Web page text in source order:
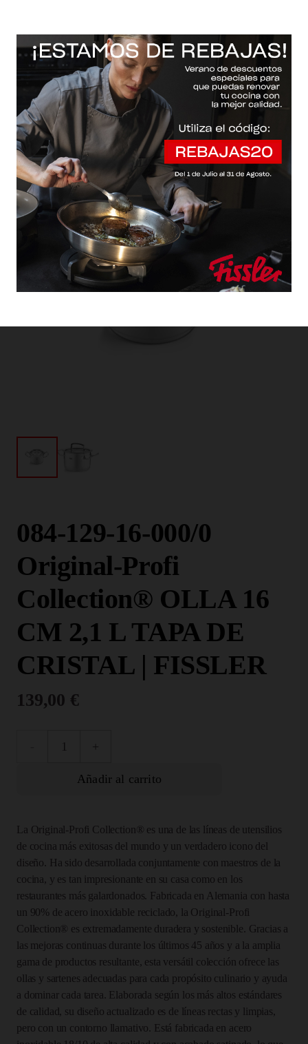
Inicio / Fissler Web / Baterías de cocina
Original-profi collection®
084-129-16-000/0
Original-Profi
Collection® OLLA 16
CM 2,1 L TAPA DE
CRISTAL | FISSLER
139,00 €
000/0
Profi
Collection®
OLLA
16
CM
Añadir al carrito
La Original-Profi Collection® es una de las líneas de utensilios
de cocina más exitosas del mundo y un verdadero icono del
diseño. Ha sido desarrollada conjuntamente con maestros de la
cocina, y es tan impresionante en su casa como en los
restaurantes más galardonados. Fabricada en Alemania con hasta
un 90% de acero inoxidable reciclado, la Original-Profi
Collection® es extremadamente duradera y sostenible. Gracias a
las mejoras continuas durante los últimos 45 años y a la amplia
gama de productos resultante, esta versátil colección ofrece las
ollas y sartenes adecuadas para cada propósito culinario y ayuda
a dominar cada tarea. Elaborada según los más altos estándares
de calidad, su diseño actualizado es de líneas rectas y limpias,
pero con un contorno llamativo. Está fabricada en acero